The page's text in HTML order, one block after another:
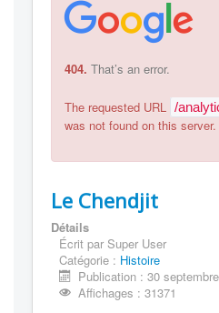
404. That’s an error.
The requested URL /
was not found on this server.
Le Chendjit
Détails
Écrit par Super User
Catégorie : Histoire
Publication : 30
Affichages : 31371